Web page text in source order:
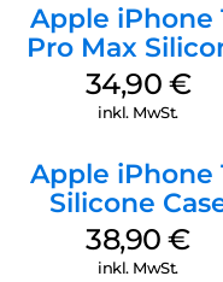
Apple iPhone
Pro Max
Case MagSafe
Denim
34,90 €
inkl. MwSt.
Apple iPhone
Silicone
MagSafe
Ultramarine
38,90€
inkl. MwSt.